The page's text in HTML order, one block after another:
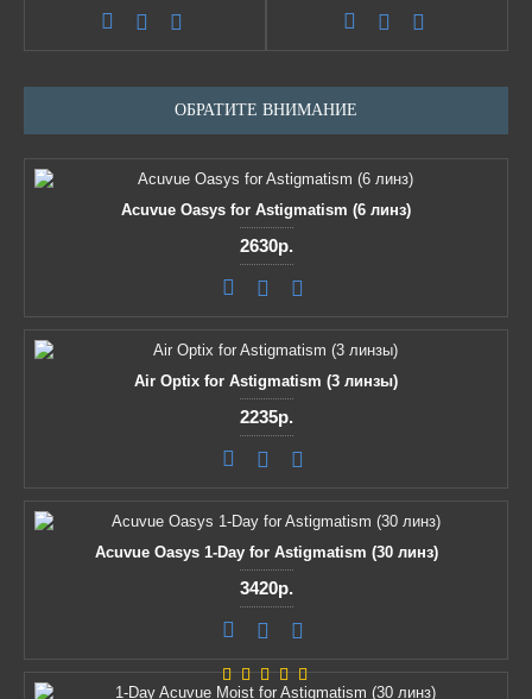
ОБРАТИТЕ ВНИМАНИЕ
Acuvue Oasys for Astigmatism (6 линз)
2630р.
Air Optix for Astigmatism (3 линзы)
2235р.
Acuvue Oasys 1-Day for Astigmatism (30 линз)
3420р.